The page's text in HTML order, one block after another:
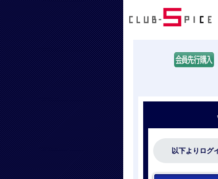
以下よりログ